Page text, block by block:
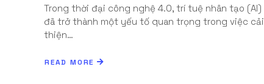
Trong thời đại công nghệ 4.0, trí tuệ nhân tạo (AI)
đã trở thành một yếu tố quan trọng trong việc cải
thiện…
READ MORE